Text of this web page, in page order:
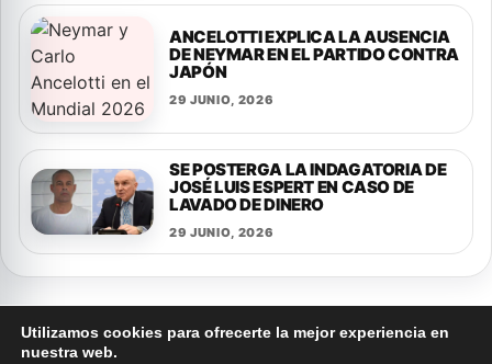
ANCELOTTI EXPLICA LA AUSENCIA
DE NEYMAR EN EL PARTIDO CONTRA
JAPÓN
29 JUNIO, 2026
SE POSTERGA LA INDAGATORIA DE
JOSÉ LUIS ESPERT EN CASO DE
LAVADO DE DINERO
29 JUNIO, 2026
Utilizamos cookies para ofrecerte la mejor experiencia en
nuestra web.